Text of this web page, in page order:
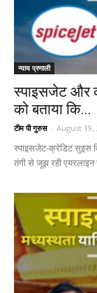
न्याय प्रणाली
स्पाइसजेट और
को बताया कि...
टीम पी गुरुस - August 19,
स्पाइसजेट-क्रेडिट सुइस
तंगी से जूझ रही